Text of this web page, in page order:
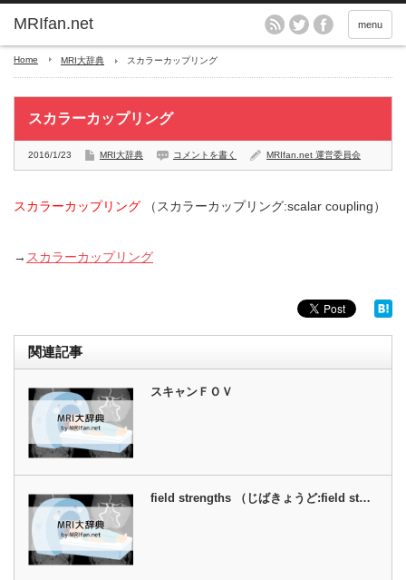
MRIfan.net menu
Home MRI大辞典 スカラーカップリング
スカラーカップリング
2016/1/23 MRI大辞典 コメントを書く MRIfan.net 運営委員会
スカラーカップリング （スカラーカップリング:scalar coupling）
→ スカラーカップリング
関連記事
スキャンＦＯＶ
field strengths （じばきょうど:field st…